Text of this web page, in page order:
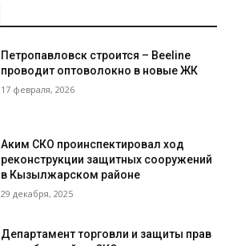
Петропавловск строится – Beeline
проводит оптоволокно в новые ЖК
17 февраля, 2026
Аким СКО проинспектировал ход
реконструкции защитных сооружений
в Кызылжарском районе
29 декабря, 2025
Департамент торговли и защиты прав